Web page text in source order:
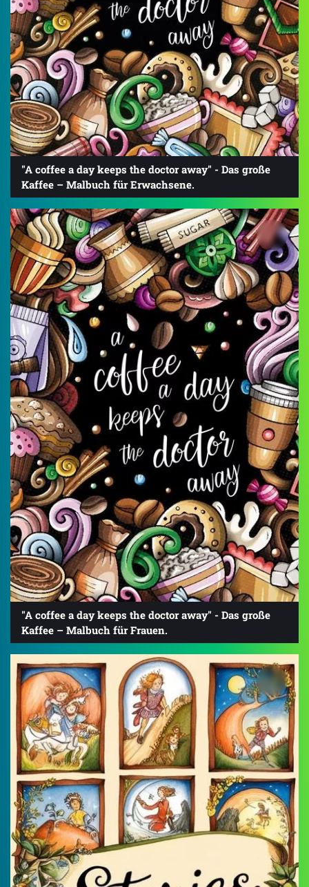
"A coffee a day keeps the doctor away" - Das große
Kaffee – Malbuch für Erwachsene.
"A coffee a day keeps the doctor away" - Das große
Kaffee – Malbuch für Frauen.